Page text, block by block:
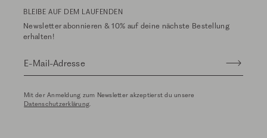
BLEIBE AUF DEM LAUFENDEN
Newsletter abonnieren & 10% auf deine nächste Bestellung
erhalten!
E-Mail-Adresse
Mit der Anmeldung zum Newsletter akzeptierst du unsere
Datenschutzerklärung